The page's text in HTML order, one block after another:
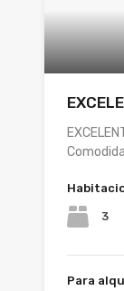
3
Para